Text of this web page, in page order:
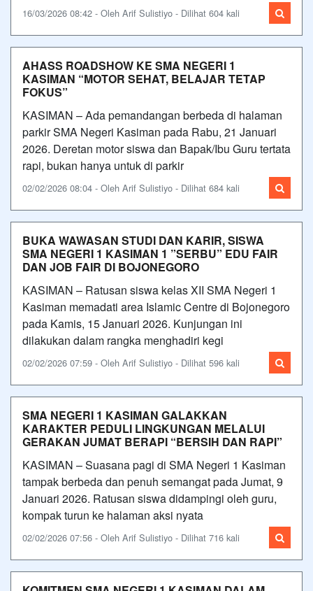
16/03/2026 08:42 - Oleh Arif Sulistiyo - Dilihat 604 kali
AHASS ROADSHOW KE SMA NEGERI 1
KASIMAN “MOTOR SEHAT, BELAJAR TETAP
FOKUS”
KASIMAN – Ada pemandangan berbeda di halaman
parkir SMA Negeri Kasiman pada Rabu, 21 Januari
2026. Deretan motor siswa dan Bapak/Ibu Guru tertata
rapi, bukan hanya untuk di parkir
02/02/2026 08:04 - Oleh Arif Sulistiyo - Dilihat 684 kali
BUKA WAWASAN STUDI DAN KARIR, SISWA
SMA NEGERI 1 KASIMAN 1 ”SERBU” EDU FAIR
DAN JOB FAIR DI BOJONEGORO
KASIMAN – Ratusan siswa kelas XII SMA Negeri 1
Kasiman memadati area Islamic Centre di Bojonegoro
pada Kamis, 15 Januari 2026. Kunjungan ini
dilakukan dalam rangka menghadiri kegi
02/02/2026 07:59 - Oleh Arif Sulistiyo - Dilihat 596 kali
SMA NEGERI 1 KASIMAN GALAKKAN
KARAKTER PEDULI LINGKUNGAN MELALUI
GERAKAN JUMAT BERAPI “BERSIH DAN RAPI”
KASIMAN – Suasana pagi di SMA Negeri 1 Kasiman
tampak berbeda dan penuh semangat pada Jumat, 9
Januari 2026. Ratusan siswa didampingi oleh guru,
kompak turun ke halaman aksi nyata
02/02/2026 07:56 - Oleh Arif Sulistiyo - Dilihat 716 kali